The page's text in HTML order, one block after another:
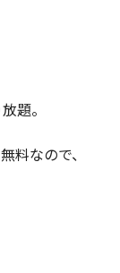
題。
料なので、